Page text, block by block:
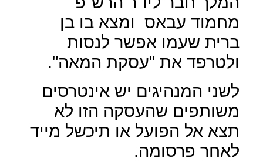
מחמוד עבאס ומצא בו בן
ברית שעמו אפשר לנסות
ולטרפד את "עסקת המאה".
לשני המנהיגים יש אינטרסים
משותפים שהעסקה הזו לא
תצא אל הפועל או תיכשל מייד
לאחר פרסומה.